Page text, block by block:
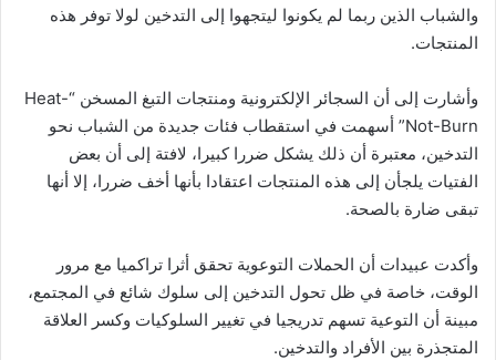
والشباب الذين ربما لم يكونوا ليتجهوا إلى التدخين لولا توفر هذه
المنتجات.
وأشارت إلى أن السجائر الإلكترونية ومنتجات التبغ المسخن “Heat-
Not-Burn” أسهمت في استقطاب فئات جديدة من الشباب نحو
التدخين، معتبرة أن ذلك يشكل ضررا كبيرا، لافتة إلى أن بعض
الفتيات يلجأن إلى هذه المنتجات اعتقادا بأنها أخف ضررا، إلا أنها
تبقى ضارة بالصحة.
وأكدت عبيدات أن الحملات التوعوية تحقق أثرا تراكميا مع مرور
الوقت، خاصة في ظل تحول التدخين إلى سلوك شائع في المجتمع،
مبينة أن التوعية تسهم تدريجيا في تغيير السلوكيات وكسر العلاقة
المتجذرة بين الأفراد والتدخين.